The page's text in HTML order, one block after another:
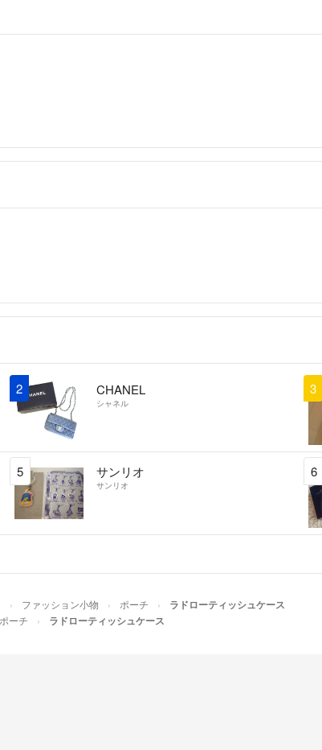
2 CHANEL
シャネル
3
5 サンリオ
サンリオ
6
ファッション小物 ポーチ ラドローティッシ
ポーチ ラドローティッシュケース